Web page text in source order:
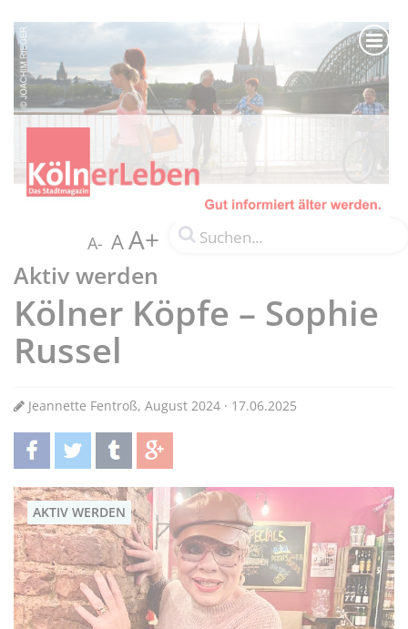
A- AA+
Aktiv werden
Kölner Köpfe – Sophie
Russel
Jeannette Fentroß, August 2024 · 17.06.2025
teilentwittern teilen teilen
AKTIV WERDEN